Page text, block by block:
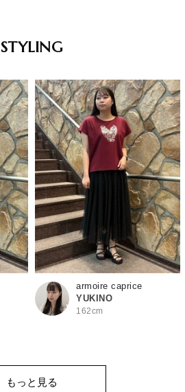
STYLING
armoire caprice
YUKINO
162cm
もっと見る